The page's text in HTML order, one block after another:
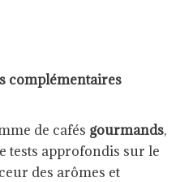
complémentaires
de cafés gourmands,
tests approfondis sur le
des arômes et